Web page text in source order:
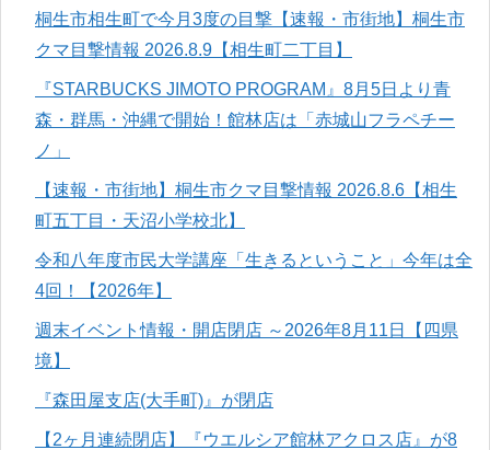
桐生市相生町で今月3度の目撃【速報・市街地】桐生市
クマ目撃情報 2026.8.9【相生町二丁目】
『STARBUCKS JIMOTO PROGRAM』8月5日より青
森・群馬・沖縄で開始！館林店は「赤城山フラペチー
ノ」
【速報・市街地】桐生市クマ目撃情報 2026.8.6【相生
町五丁目・天沼小学校北】
令和八年度市民大学講座「生きるということ」今年は全
4回！【2026年】
週末イベント情報・開店閉店 ～2026年8月11日【四県
境】
『森田屋支店(大手町)』が閉店
【2ヶ月連続閉店】『ウエルシア館林アクロス店』が8